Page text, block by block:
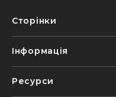
Сторінки
Інформація
Ресурси